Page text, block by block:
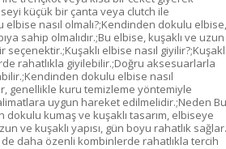
küçük bir çanta veya clutch ile
nasıl olmalı?;Kendinden dokulu elbise,
sahip olmalıdır.;Bu elbise, kuşaklı ve uzun
elbise nasıl giyilir?;Kuşaklı
rahatlıkla giyilebilir.;Doğru aksesuarlarla
dokulu elbise nasıl
genellikle kuru temizleme yöntemiyle
uygun hareket edilmelidir.;Neden Bu
dokulu kumaş ve kuşaklı tasarım, elbiseye
ve kuşaklı yapısı, gün boyu rahatlık
daha özenli kombinlerde rahatlıkla tercih